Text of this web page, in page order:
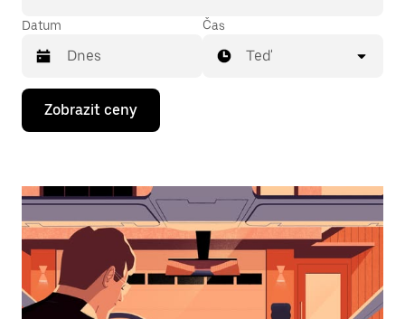
Datum
Stisknutím
klávesy
se
kalendář
vybrat
datum.
Stisknutím
klávesy
Esc
zavřeš
Čas
Teď
Zobrazit ceny